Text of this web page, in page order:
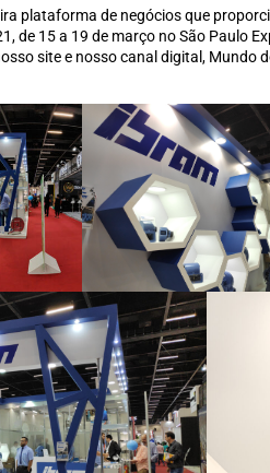
plataforma de negócios que
de 15 a 19 de março no São Paulo
site e nosso canal digital, Mundo